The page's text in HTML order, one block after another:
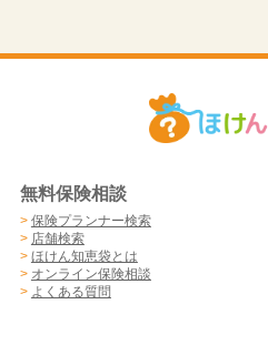
無料保険相談
> 保険プランナー検索
> 店舗検索
> ほけん知恵袋とは
> オンライン保険相談
> よくある質問